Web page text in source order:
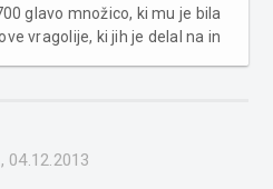
glavo množico, ki mu je bila
vragolije, ki jih je delal na in
04.12.2013